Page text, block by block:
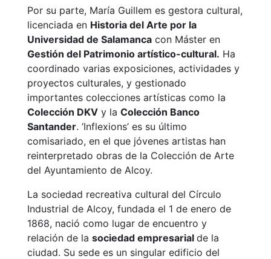
Por su parte, María Guillem es gestora cultural,
licenciada en Historia del Arte por la
Universidad de Salamanca con Máster en
Gestión del Patrimonio artístico-cultural. Ha
coordinado varias exposiciones, actividades y
proyectos culturales, y gestionado
importantes colecciones artísticas como la
Colección DKV y la Colección Banco
Santander. ‘Inflexions’ es su último
comisariado, en el que jóvenes artistas han
reinterpretado obras de la Colección de Arte
del Ayuntamiento de Alcoy.
La sociedad recreativa cultural del Círculo
Industrial de Alcoy, fundada el 1 de enero de
1868, nació como lugar de encuentro y
relación de la sociedad empresarial de la
ciudad. Su sede es un singular edificio del